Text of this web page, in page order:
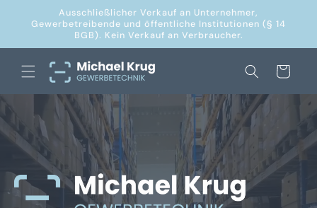
Inhalt
Ausschließlicher Verkauf an Unternehmer,
Gewerbetreibende und öffentliche Institutionen (§ 14
BGB). Kein Verkauf an Verbraucher.
Warenkorb